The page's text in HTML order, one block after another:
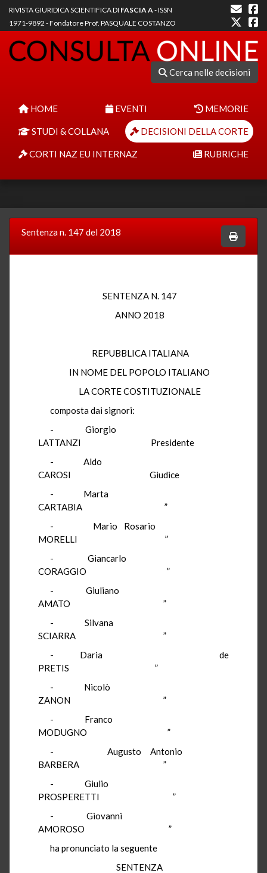
RIVISTA GIURIDICA SCIENTIFICA DI FASCIA A- ISSN
1971-9892 - Fondatore Prof. PASQUALE COSTANZO
Cerca nelle decisioni
HOME EVENTI MEMORIE
STUDI & COLLANA DECISIONI DELLA CORTE
CORTI NAZ EU INTERNAZ RUBRICHE
Sentenza n. 147 del 2018
SENTENZA N. 147
ANNO 2018
REPUBBLICA ITALIANA
IN NOME DEL POPOLO ITALIANO
LA CORTE COSTITUZIONALE
composta dai signori:
- Giorgio
LATTANZI Presidente
- Aldo
CAROSI Giudice
- Marta
CARTABIA ”
- Mario Rosario
MORELLI ”
- Giancarlo
CORAGGIO ”
- Giuliano
AMATO ”
- Silvana
SCIARRA ”
- Daria de
PRETIS ”
- Nicolò
ZANON ”
- Franco
MODUGNO ”
- Augusto Antonio
BARBERA ”
- Giulio
PROSPERETTI ”
- Giovanni
AMOROSO ”
ha pronunciato la seguente
SENTENZA